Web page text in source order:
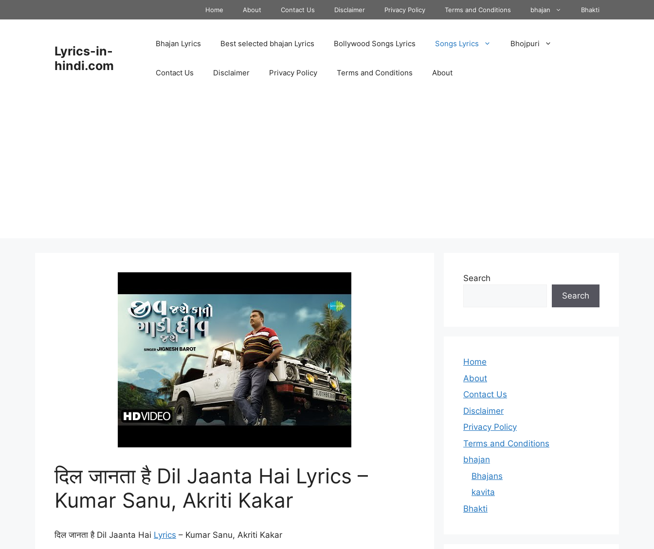
to
Home About Contact Us Disclaimer Privacy Policy Terms and Conditions bhajan Bhakti
Lyrics-in-
hindi.com
Bhajan Lyrics Best selected bhajan Lyrics Bollywood Songs Lyrics Songs Lyrics Bhojpuri
Contact Us Disclaimer Privacy Policy Terms and Conditions About
दिल जानता है Dil Jaanta Hai Lyrics –
Kumar Sanu, Akriti Kakar
दिल जानता है Dil Jaanta Hai Lyrics – Kumar Sanu, Akriti Kakar
Search
Search
Home
About
Contact Us
Disclaimer
Privacy Policy
Terms and Conditions
bhajan
Bhajans
kavita
Bhakti